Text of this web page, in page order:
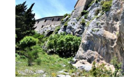
Wild Calabria: